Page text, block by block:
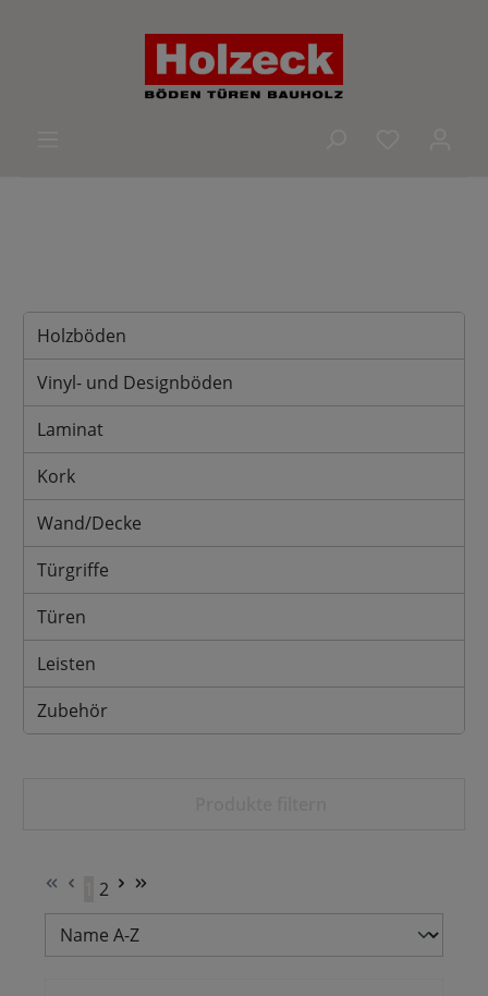
Holzböden
Vinyl- und Designböden
Laminat
Kork
Wand/Decke
Türgriffe
Türen
Leisten
Zubehör
Seite
Seite
2